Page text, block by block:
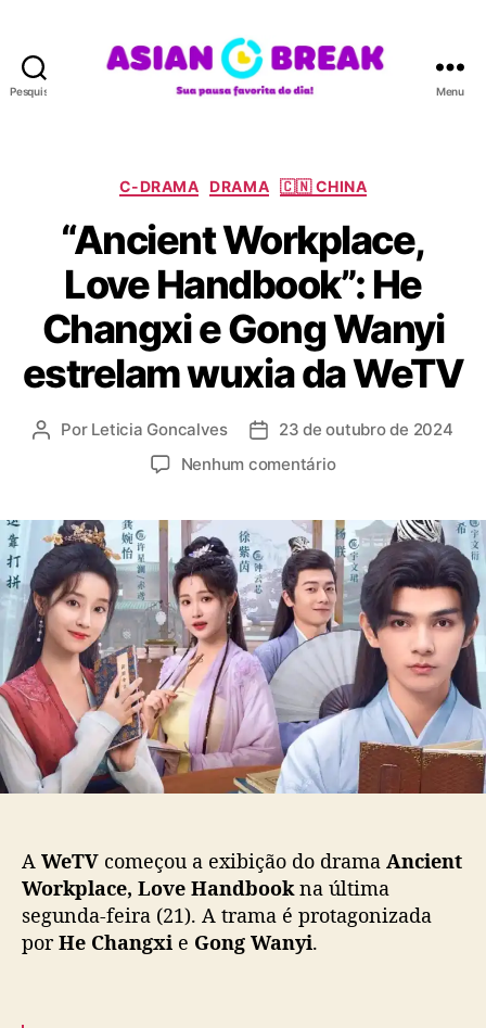
Pesquisar
A
B
R
E
A
K
Menu
C
t
e
g
o
r
i
a
C-DRAMA DRAMA 🇨🇳 CHINA
“Ancient Workplace,
Love Handbook”: He
Changxi e Gong Wanyi
estrelam wuxia da WeTV
A
r
d
o
p
o
s
t
Por Leticia Goncalves
D
d
e
p
u
b
l
i
c
a
ç
ã
o
23 de outubro de 2024
Nenhum comentárioe
A
n
c
i
e
n
t
W
o
k
p
c
e
,
A WeTV começou a exibição do drama Ancient
Workplace, Love Handbookna última
segunda-feira (21). A trama é protagonizada
porHe Changxi e Gong Wanyi.